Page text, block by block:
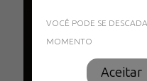
VOCÊ PODE SE
MOMENTO
Aceitar